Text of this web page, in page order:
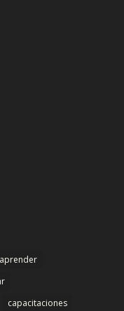
aprender
capacitaciones